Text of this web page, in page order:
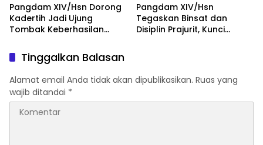
Pangdam XIV/Hsn Dorong
Kadertih Jadi Ujung
Tombak Keberhasilan
XIV/Hsn
Pangdam XIV/Hsn
Tegaskan Binsat dan
Disiplin Prajurit, Kunci
Tinggalkan Balasan
Alamat email Anda tidak akan dipublikasikan. Ruas yang
wajib ditandai *